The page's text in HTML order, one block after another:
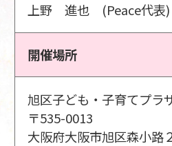
上野 進也 (Peace代表)
開催場所
旭区子ども・子育てプ
〒535-0013
大阪府大阪市旭区森小路